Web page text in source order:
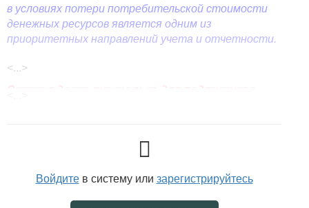
в условиях потери потребительской стоимости
денежных ресурсов является одним из
приоритетных направлений учета и отчетности.
<...>
Статья доступна только для подписчиков.
Войдитев систему или зарегистрируйтесь